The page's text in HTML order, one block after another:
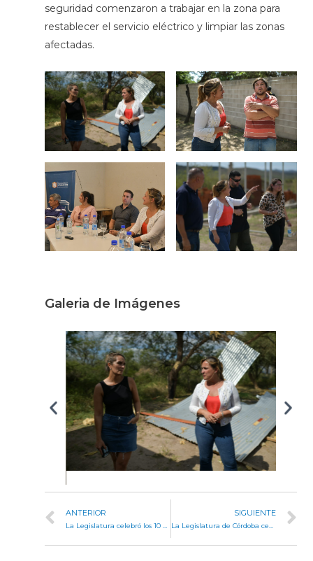
seguridad comenzaron a trabajar en la zona para
restablecer el servicio eléctrico y limpiar las zonas
afectadas.
Galeria de Imágenes
ANTERIOR SIGUIENTE